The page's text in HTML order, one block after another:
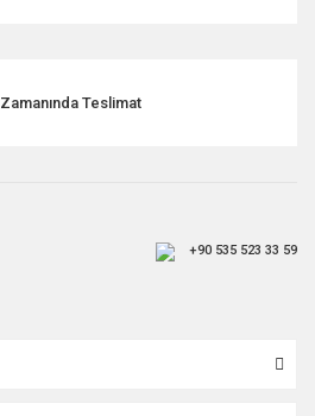
Zamanında Teslimat
+90 535 523 33 59